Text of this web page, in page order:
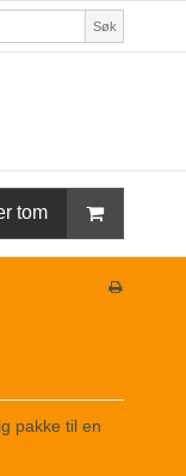
Søk
tom
pakke til en